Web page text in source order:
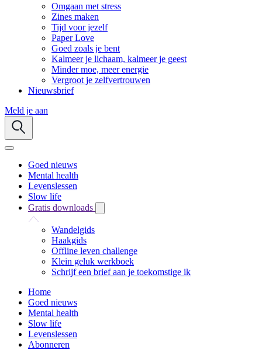
Omgaan met stress
Zines maken
Tijd voor jezelf
Paper Love
Goed zoals je bent
Kalmeer je lichaam, kalmeer je geest
Minder moe, meer energie
Vergroot je zelfvertrouwen
Nieuwsbrief
Meld je aan
Goed nieuws
Mental health
Levenslessen
Slow life
Gratis downloads
Wandelgids
Haakgids
Offline leven challenge
Klein geluk werkboek
Schrijf een brief aan je toekomstige ik
Home
Goed nieuws
Mental health
Slow life
Levenslessen
Abonneren